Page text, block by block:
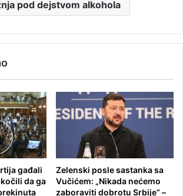
pod dejstvom alkohola
gađali
da ga
Zelenski posle sastanka sa
Vučićem: „Nikada nećemo
zaboraviti dobrotu Srbije“ –